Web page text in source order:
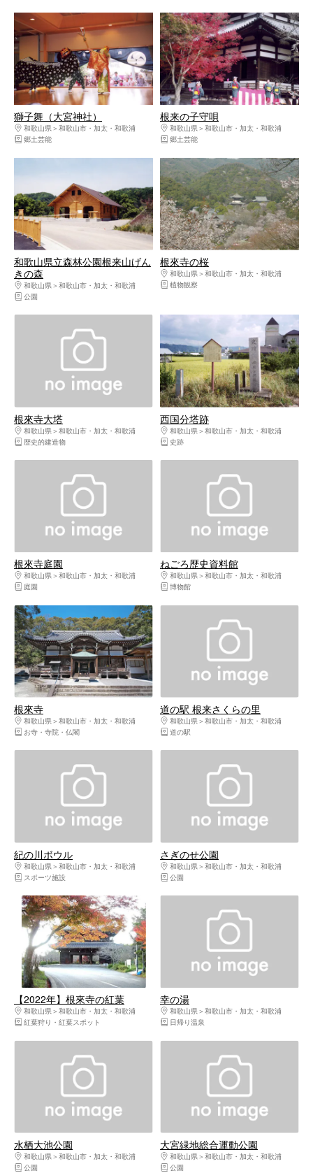
獅子舞（大宮神社）
和歌山県
和歌山市・加太・和歌浦
郷土芸能
根来の子守唄
和歌山県
和歌山市・加太・和歌浦
郷土芸能
和歌山県立森林公園根来山げん
きの森
和歌山県
和歌山市・加太・和歌浦
公園
根來寺の桜
和歌山県
和歌山市・加太・和歌浦
植物観察
根來寺大塔
和歌山県
和歌山市・加太・和歌浦
歴史的建造物
西国分塔跡
和歌山県
和歌山市・加太・和歌浦
史跡
根來寺庭園
和歌山県
和歌山市・加太・和歌浦
庭園
ねごろ歴史資料館
和歌山県
和歌山市・加太・和歌浦
博物館
根來寺
和歌山県
和歌山市・加太・和歌浦
お寺・寺院・仏閣
道の駅 根来さくらの里
和歌山県
和歌山市・加太・和歌浦
道の駅
紀の川ボウル
和歌山県
和歌山市・加太・和歌浦
スポーツ施設
さぎのせ公園
和歌山県
和歌山市・加太・和歌浦
公園
【2022年】根來寺の紅葉
和歌山県
和歌山市・加太・和歌浦
紅葉狩り・紅葉スポット
幸の湯
和歌山県
和歌山市・加太・和歌浦
日帰り温泉
水栖大池公園
和歌山県
和歌山市・加太・和歌浦
公園
大宮緑地総合運動公園
和歌山県
和歌山市・加太・和歌浦
公園